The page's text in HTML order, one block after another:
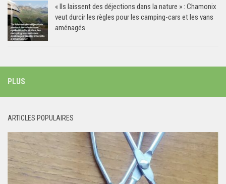
« Ils laissent des déjections dans la nature » : Chamonix
veut durcir les règles pour les camping-cars et les vans
aménagés
PLUS
ARTICLES POPULAIRES